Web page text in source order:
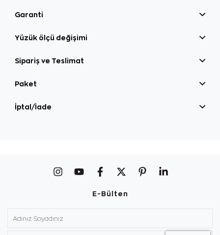
Garanti
Yüzük ölçü değişimi
Sipariş ve Teslimat
Paket
İptal/İade
E-Bülten